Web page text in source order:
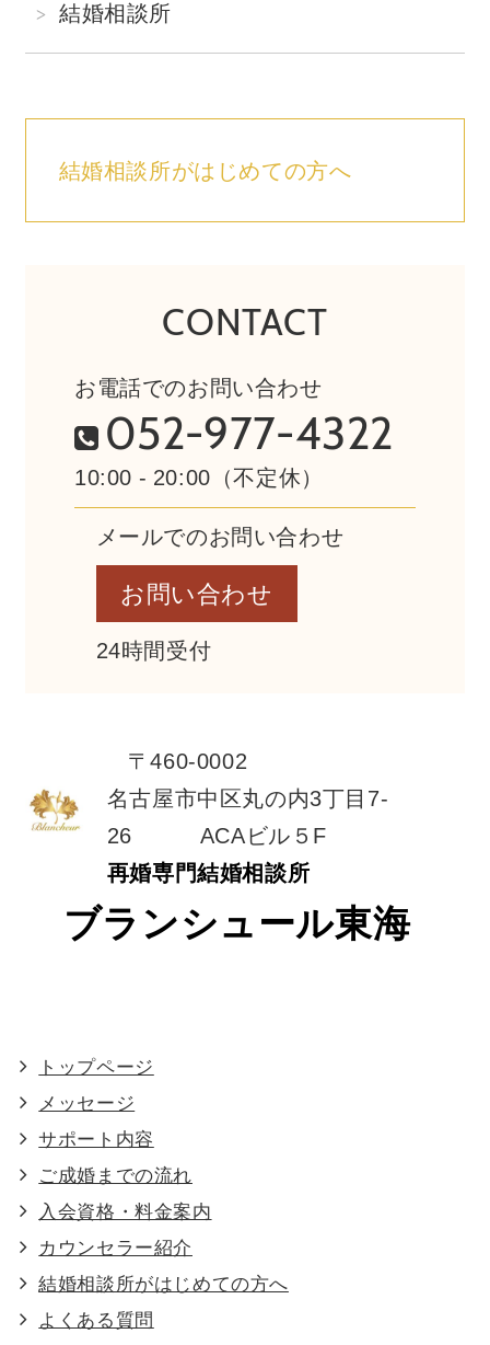
結婚相談所
結婚相談所がはじめての方へ
CONTACT
お電話でのお問い合わせ
052-977-4322
10:00 - 20:00（不定休）
メールでのお問い合わせ
お問い合わせ
24時間受付
〒460-0002
名古屋市中区丸の内3丁目7-
26 ACAビル５F
再婚専門結婚相談所
ブランシュール東海
トップページ
メッセージ
サポート内容
ご成婚までの流れ
入会資格・料金案内
カウンセラー紹介
結婚相談所がはじめての方へ
よくある質問